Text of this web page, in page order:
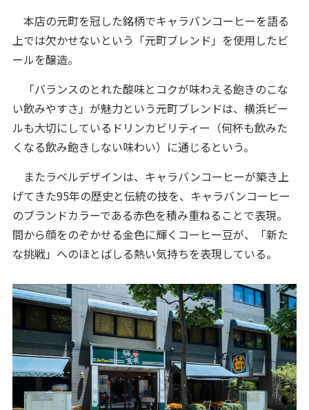
本店の元町を冠した銘柄でキャラバンコーヒーを語る
上では欠かせないという「元町ブレンド」を使用したビ
ールを醸造。
「バランスのとれた酸味とコクが味わえる飽きのこな
い飲みやすさ」が魅力という元町ブレンドは、横浜ビー
ルも大切にしているドリンカビリティー（何杯も飲みた
くなる飲み飽きしない味わい）に通じるという。
またラベルデザインは、キャラバンコーヒーが築き上
げてきた95年の歴史と伝統の技を、キャラバンコーヒー
のブランドカラーである赤色を積み重ねることで表現。
間から顔をのぞかせる金色に輝くコーヒー豆が、「新た
な挑戦」へのほとばしる熱い気持ちを表現している。